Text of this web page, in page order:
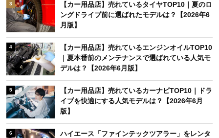
3
【カー用品店】売れているタイヤTOP10｜夏のロ
ングドライブ前に選ばれたモデルは？【2026年6
月版】
4
【カー用品店】売れているエンジンオイルTOP10
｜夏本番前のメンテナンスで選ばれている人気モ
デルは？【2026年6月版】
5
【カー用品店】売れているカーナビTOP10｜ドラ
イブを快適にする人気モデルは？【2026年6月
版】
6
ハイエース「ファインテックツアラー」をレンタ